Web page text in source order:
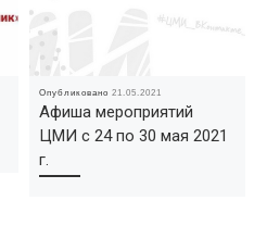
Опубликовано21.05.2021
Афиша мероприятий
ЦМИ с 24 по 30 мая 2021
г.